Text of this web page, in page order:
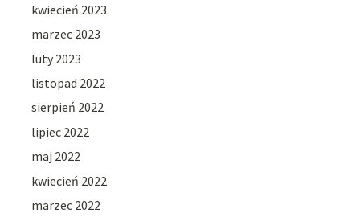
kwiecień 2023
marzec 2023
luty 2023
listopad 2022
sierpień 2022
lipiec 2022
maj 2022
kwiecień 2022
marzec 2022